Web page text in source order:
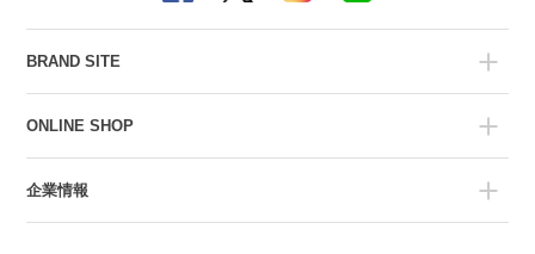
BRAND SITE
ONLINE SHOP
企業情報